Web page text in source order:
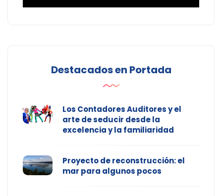
Destacados en Portada
Los Contadores Auditores y el
arte de seducir desde la
excelencia y la familiaridad
Proyecto de reconstrucción: el
mar para algunos pocos